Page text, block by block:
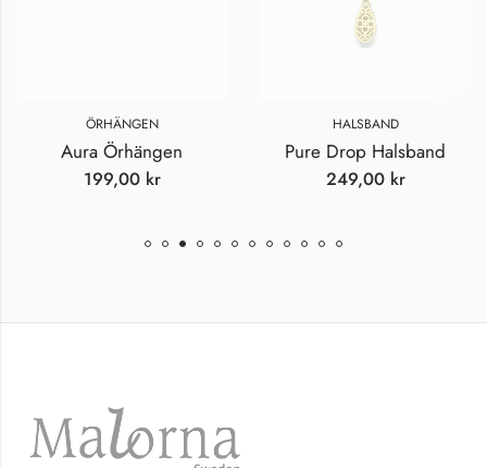
ÖRHÄNGEN
Aura Örhängen
199,00 kr
HALSBAND
Pure Drop Halsband
249,00 kr